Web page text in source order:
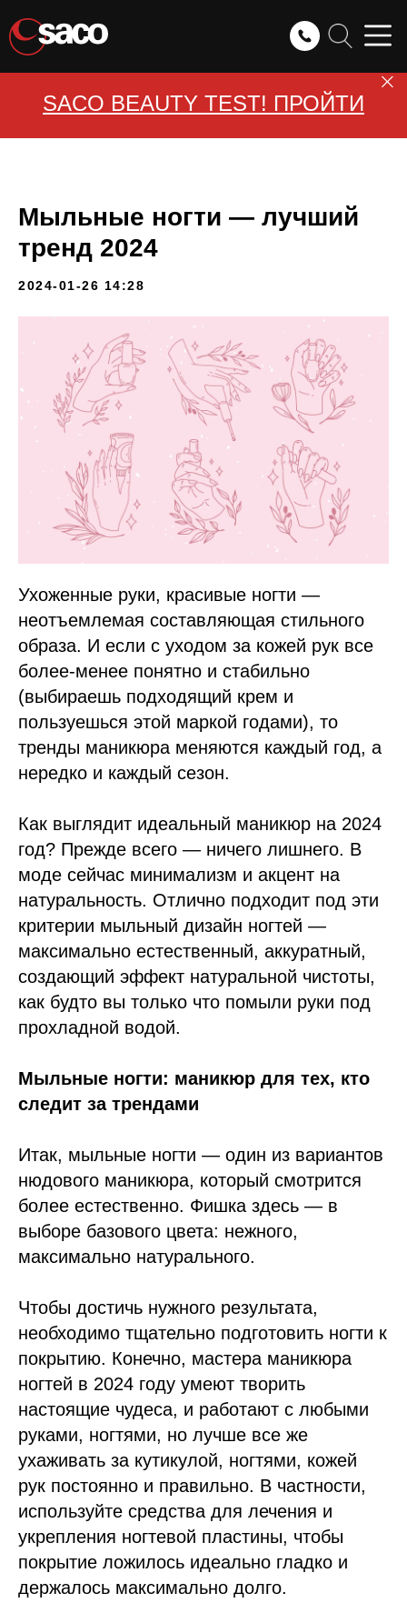
SACO BEAUTY TEST! ПРОЙТИ
Мыльные ногти — лучший
тренд 2024
2024-01-26 14:28
Ухоженные руки, красивые ногти —
неотъемлемая составляющая стильного
образа. И если с уходом за кожей рук все
более-менее понятно и стабильно
(выбираешь подходящий крем и
пользуешься этой маркой годами), то
тренды маникюра меняются каждый год, а
нередко и каждый сезон.
Как выглядит идеальный маникюр на 2024
год? Прежде всего — ничего лишнего. В
моде сейчас минимализм и акцент на
натуральность. Отлично подходит под эти
критерии мыльный дизайн ногтей —
максимально естественный, аккуратный,
создающий эффект натуральной чистоты,
как будто вы только что помыли руки под
прохладной водой.
Мыльные ногти: маникюр для тех, кто
следит за трендами
Итак, мыльные ногти — один из вариантов
нюдового маникюра, который смотрится
более естественно. Фишка здесь — в
выборе базового цвета: нежного,
максимально натурального.
Чтобы достичь нужного результата,
необходимо тщательно подготовить ногти к
покрытию. Конечно, мастера маникюра
ногтей в 2024 году умеют творить
настоящие чудеса, и работают с любыми
руками, ногтями, но лучше все же
ухаживать за кутикулой, ногтями, кожей
рук постоянно и правильно. В частности,
используйте средства для лечения и
укрепления ногтевой пластины, чтобы
покрытие ложилось идеально гладко и
держалось максимально долго.